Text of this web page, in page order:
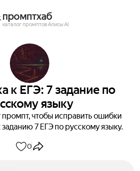
промптхаб
каталог промптов Алисы AI
к ЕГЭ: 7 задание по
языку
промпт, чтобы исправить ошибки
заданию 7 ЕГЭ по русскому языку.
0